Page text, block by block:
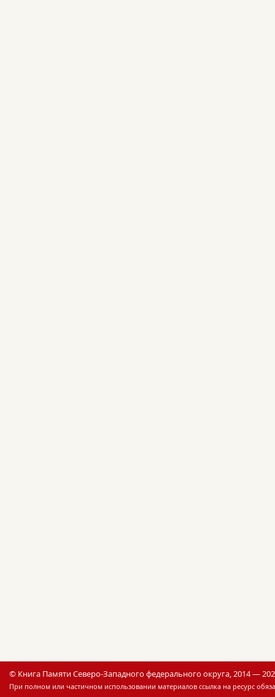
© Книга Памяти Северо-Западного федерального округа, 2014 —
При полном или частичном использовании материалов ссылка на ресурс